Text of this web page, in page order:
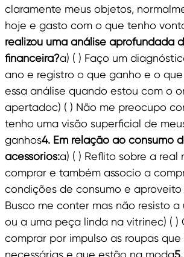
claramente meus objetos,
hoje e gasto com o que tenho
realizou uma análise aprofundada
financeira?a) ( ) Faço um
ano e registro o que ganho e o
essa análise quando estou com o
apertadoc) ( ) Não me preocupo
tenho uma visão superficial de
ganhos4. Em relação ao consumo
acessórios:a) ( ) Reflito sobre a real
comprar e também associo a
condições de consumo e aproveito
Busco me conter mas não resisto
ou a uma peça linda na vitrinec) ( )
comprar por impulso as roupas
necessárias e que estão na moda